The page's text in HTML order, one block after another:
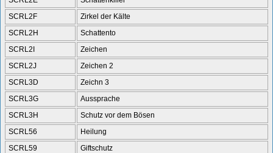
SCRL2F
Zirkel der Kälte
SCRL2H
Schattento
SCRL2I
Zeichen
SCRL2J
Zeichen 2
SCRL3D
Zeichn 3
SCRL3G
Aussprache
SCRL3H
Schutz vor dem Bösen
SCRL56
Heilung
SCRL59
Giftschutz